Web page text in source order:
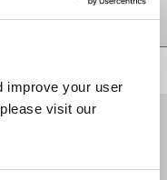
improve your user
visit our